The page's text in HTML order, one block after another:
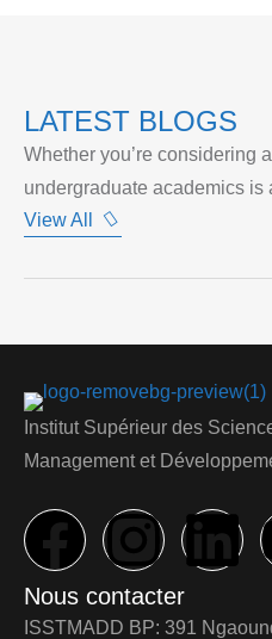
LATEST BLOGS
Whether you’re considering
undergraduate academics is
View All
Institut Supérieur des
Management et
Nous contacter
ISSTMADD BP: 391